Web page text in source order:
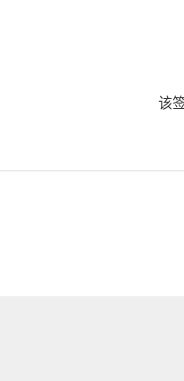
该